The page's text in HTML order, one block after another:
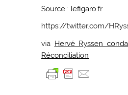
Source : lefigaro.fr
https://twitter.com/
via Hervé Ryssen
Réconciliation